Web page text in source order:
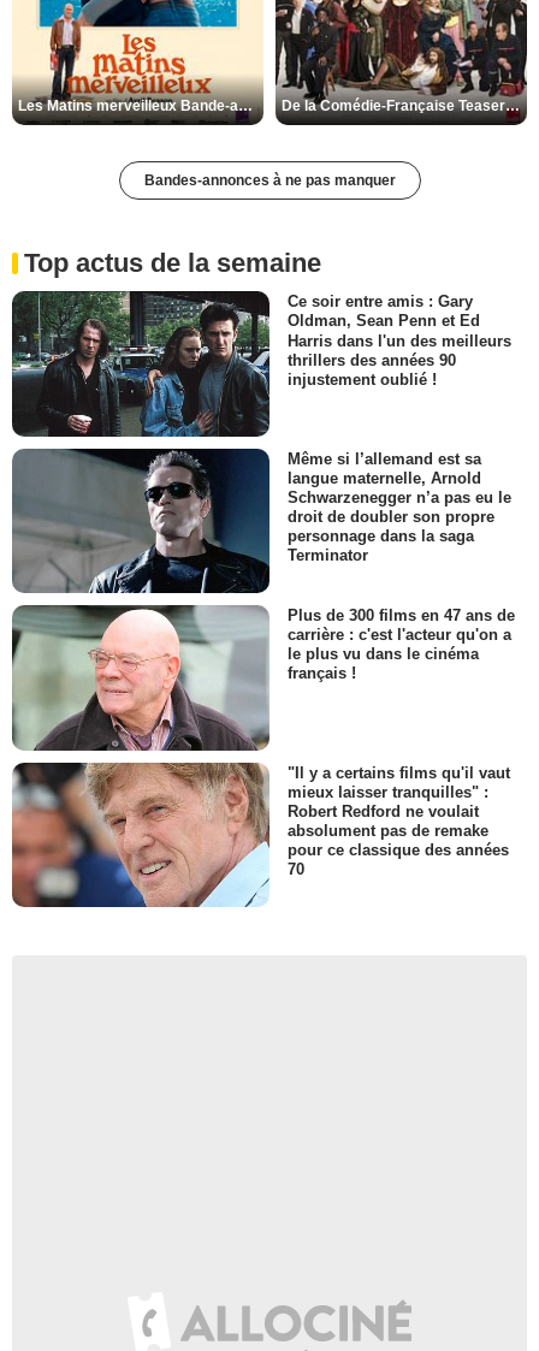
Les Matins merveilleux Bande-annonce VF De la Comédie-Française Teaser VF
Bandes-annonces à ne pas manquer
Top actus de la semaine
Ce soir entre amis : Gary
Oldman, Sean Penn et Ed
Harris dans l'un des meilleurs
thrillers des années 90
injustement oublié !
Même si l’allemand est sa
langue maternelle, Arnold
Schwarzenegger n’a pas eu le
droit de doubler son propre
personnage dans la saga
Terminator
Plus de 300 films en 47 ans de
carrière : c'est l'acteur qu'on a
le plus vu dans le cinéma
français !
"Il y a certains films qu'il vaut
mieux laisser tranquilles" :
Robert Redford ne voulait
absolument pas de remake
pour ce classique des années
70